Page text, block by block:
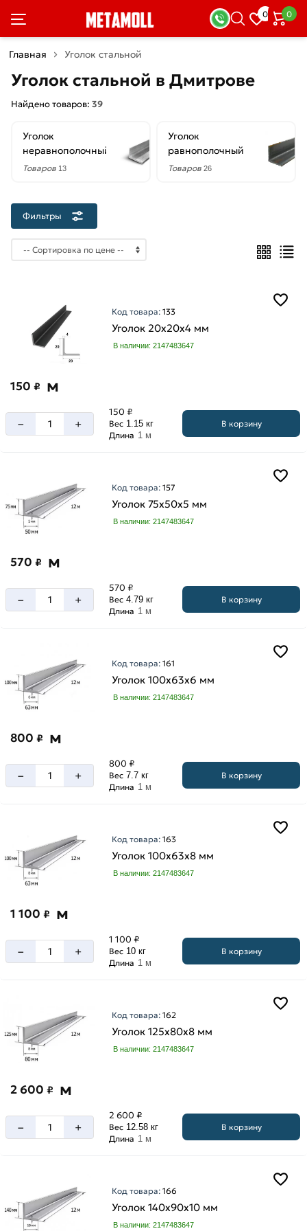
0 0
Главная Уголок стальной
Уголок стальной в Дмитрове
Найдено товаров: 39
Уголок
неравнополочный
Товаров 13
Уголок
равнополочный
Товаров 26
Фильтры
Фильтры
×
скидкой
Цена
руб.
Форма
уголка
м
6
Ширина
100
125
32
мм
40
45
мм
70
мм
75
80
мм
Высота
100
125
20
мм
200
25
мм
45
мм
Толщина
Код товара:133
Уголок 20х20х4 мм
В наличии: 2147483647
150 ₽ м
– +
150 ₽
Вес 1.15 кг
Длина 1 м
В корзину
Код товара:157
Уголок 75х50х5 мм
В наличии: 2147483647
570 ₽ м
– +
570 ₽
Вес 4.79 кг
Длина 1 м
В корзину
Код товара:161
Уголок 100х63х6 мм
В наличии: 2147483647
800 ₽ м
– +
800 ₽
Вес 7.7 кг
Длина 1 м
В корзину
Код товара:163
Уголок 100х63х8 мм
В наличии: 2147483647
1 100 ₽ м
– +
1 100 ₽
Вес 10 кг
Длина 1 м
В корзину
Код товара:162
Уголок 125х80х8 мм
В наличии: 2147483647
2 600 ₽ м
– +
2 600 ₽
Вес 12.58 кг
Длина 1 м
В корзину
Код товара:166
Уголок 140х90х10 мм
В наличии: 2147483647